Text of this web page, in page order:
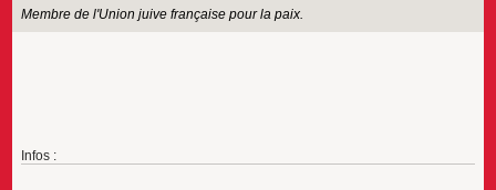
Membre de l'Union juive française pour la paix.
Infos :